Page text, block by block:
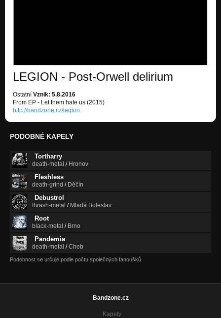
LEGION - Post-Orwell delirium
Ostatní Vznik: 5.8.2016
From EP - Let them hate us (2015)
http://bandzone.cz/legion
PODOBNÉ KAPELY
Tortharry
death-metal / Hronov
Fleshless
death-grind / Děčín
Debustrol
thrash-metal / Mladá Boleslav
Root
black-metal / Brno
Pandemia
death-metal /Cheb
Podobnost se určuje podle počtu společných fanoušků.
Bandzone.cz
Kapely